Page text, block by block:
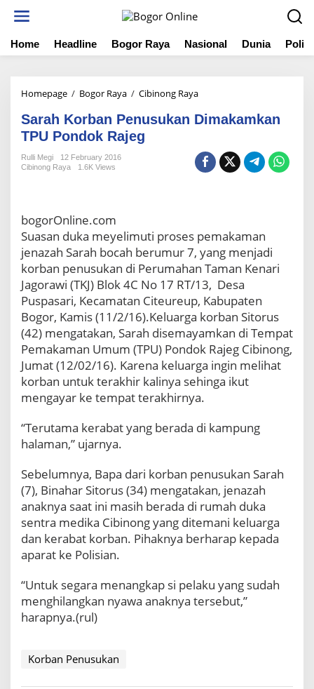
t
Home Headline Bogor Raya Nasional Dunia
Homepage / Bogor Raya / Cibinong Raya
r
K
o
P
e
n
u
s
u
k
a
n
i
m
a
a
n
T
P
U
o
o
k
Sarah Korban Penusukan Dimakamkan
TPU Pondok Rajeg
Rulli Megi
12 February 2016
Cibinong Raya
1.6K Views
bogorOnline.com
Suasan duka meyelimuti proses pemakaman
jenazah Sarah bocah berumur 7, yang menjadi
korban penusukan di Perumahan Taman Kenari
Jagorawi (TKJ) Blok 4C No 17 RT/13, Desa
Puspasari, Kecamatan Citeureup, Kabupaten
Bogor, Kamis (11/2/16).Keluarga korban Sitorus
(42) mengatakan, Sarah disemayamkan di Tempat
Pemakaman Umum (TPU) Pondok Rajeg Cibinong,
Jumat (12/02/16). Karena keluarga ingin melihat
korban untuk terakhir kalinya sehinga ikut
mengayar ke tempat terakhirnya.
“Terutama kerabat yang berada di kampung
halaman,” ujarnya.
Sebelumnya, Bapa dari korban penusukan Sarah
(7), Binahar Sitorus (34) mengatakan, jenazah
anaknya saat ini masih berada di rumah duka
sentra medika Cibinong yang ditemani keluarga
dan kerabat korban. Pihaknya berharap kepada
aparat ke Polisian.
“Untuk segara menangkap si pelaku yang sudah
menghilangkan nyawa anaknya tersebut,”
harapnya.(rul)
Korban Penusukan